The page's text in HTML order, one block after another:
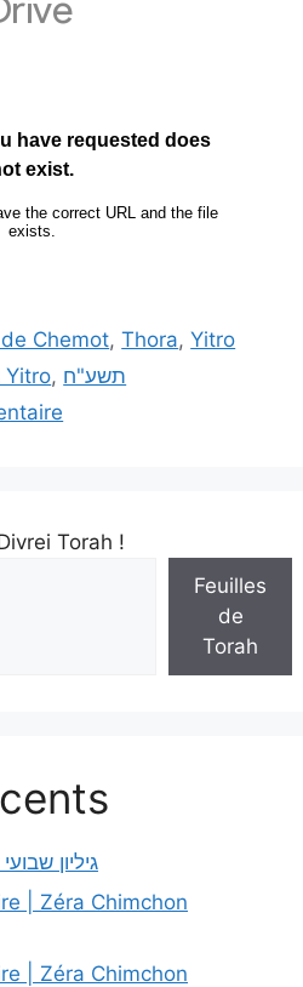
Chemot,Thora,Yitro
Yitro, תשע"ח
Torah !
Feuilles
de
Torah
גיליון
| Zéra Chimchon
| Zéra Chimchon